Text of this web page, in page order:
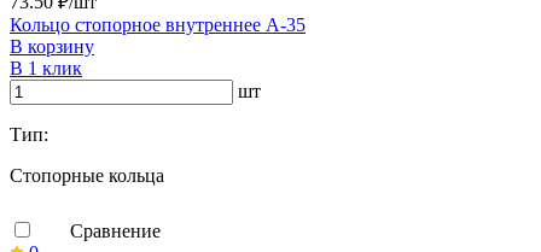
Кольцо стопорное внутреннее А-35
В корзину
В 1 клик
шт
Тип:
Стопорные кольца
Сравнение